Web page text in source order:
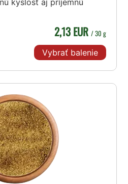
2,13 EUR / 30 g
Vybrať balenie